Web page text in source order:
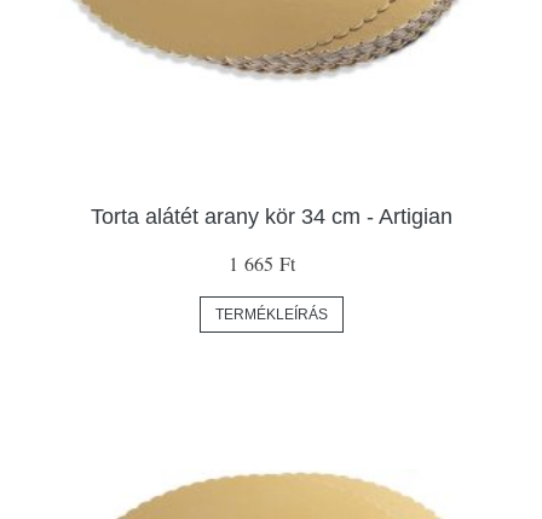
Torta alátét arany kör 34 cm - Artigian
1 665 Ft
TERMÉKLEÍRÁS